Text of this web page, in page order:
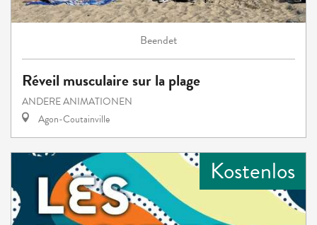
Beendet
Réveil musculaire sur la plage
ANDERE ANIMATIONEN
Agon-Coutainville
Kostenlos